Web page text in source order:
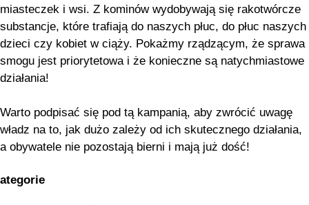
miasteczek i wsi. Z kominów wydobywają się rakotwórcze
substancje, które trafiają do naszych płuc, do płuc naszych
dzieci czy kobiet w ciąży. Pokażmy rządzącym, że sprawa
smogu jest priorytetowa i że konieczne są natychmiastowe
działania!
Warto podpisać się pod tą kampanią, aby zwrócić uwagę
władz na to, jak dużo zależy od ich skutecznego działania,
a obywatele nie pozostają bierni i mają już dość!